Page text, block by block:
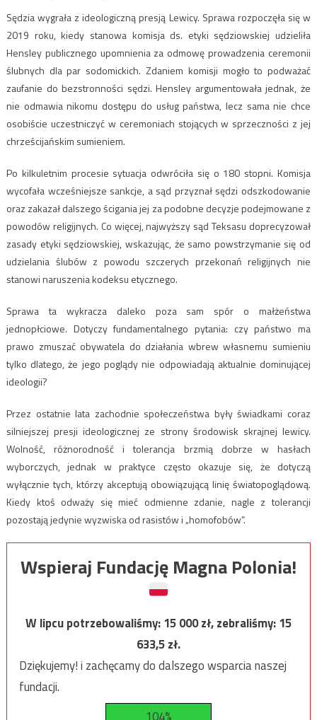
Sędzia wygrała z ideologiczną presją Lewicy. Sprawa rozpoczęła się w
2019 roku, kiedy stanowa komisja ds. etyki sędziowskiej udzieliła
Hensley publicznego upomnienia za odmowę prowadzenia ceremonii
ślubnych dla par sodomickich. Zdaniem komisji mogło to podważać
zaufanie do bezstronności sędzi. Hensley argumentowała jednak, że
nie odmawia nikomu dostępu do usług państwa, lecz sama nie chce
osobiście uczestniczyć w ceremoniach stojących w sprzeczności z jej
chrześcijańskim sumieniem.
Po kilkuletnim procesie sytuacja odwróciła się o 180 stopni. Komisja
wycofała wcześniejsze sankcje, a sąd przyznał sędzi odszkodowanie
oraz zakazał dalszego ścigania jej za podobne decyzje podejmowane z
powodów religijnych. Co więcej, najwyższy sąd Teksasu doprecyzował
zasady etyki sędziowskiej, wskazując, że samo powstrzymanie się od
udzielania ślubów z powodu szczerych przekonań religijnych nie
stanowi naruszenia kodeksu etycznego.
Sprawa ta wykracza daleko poza sam spór o małżeństwa
jednopłciowe. Dotyczy fundamentalnego pytania: czy państwo ma
prawo zmuszać obywatela do działania wbrew własnemu sumieniu
tylko dlatego, że jego poglądy nie odpowiadają aktualnie dominującej
ideologii?
Przez ostatnie lata zachodnie społeczeństwa były świadkami coraz
silniejszej presji ideologicznej ze strony środowisk skrajnej lewicy.
Wolność, różnorodność i tolerancja brzmią dobrze w hasłach
wyborczych, jednak w praktyce często okazuje się, że dotyczą
wyłącznie tych, którzy akceptują obowiązującą linię światopoglądową.
Kiedy ktoś odważy się mieć odmienne zdanie, nagle z tolerancji
pozostają jedynie wyzwiska od rasistów i „homofobów”.
Wspieraj Fundację Magna Polonia!
W lipcu potrzebowaliśmy:15 000zł, zebraliśmy:15
633,5zł.
Dziękujemy! i zachęcamy do dalszego wsparcia naszej
fundacji.